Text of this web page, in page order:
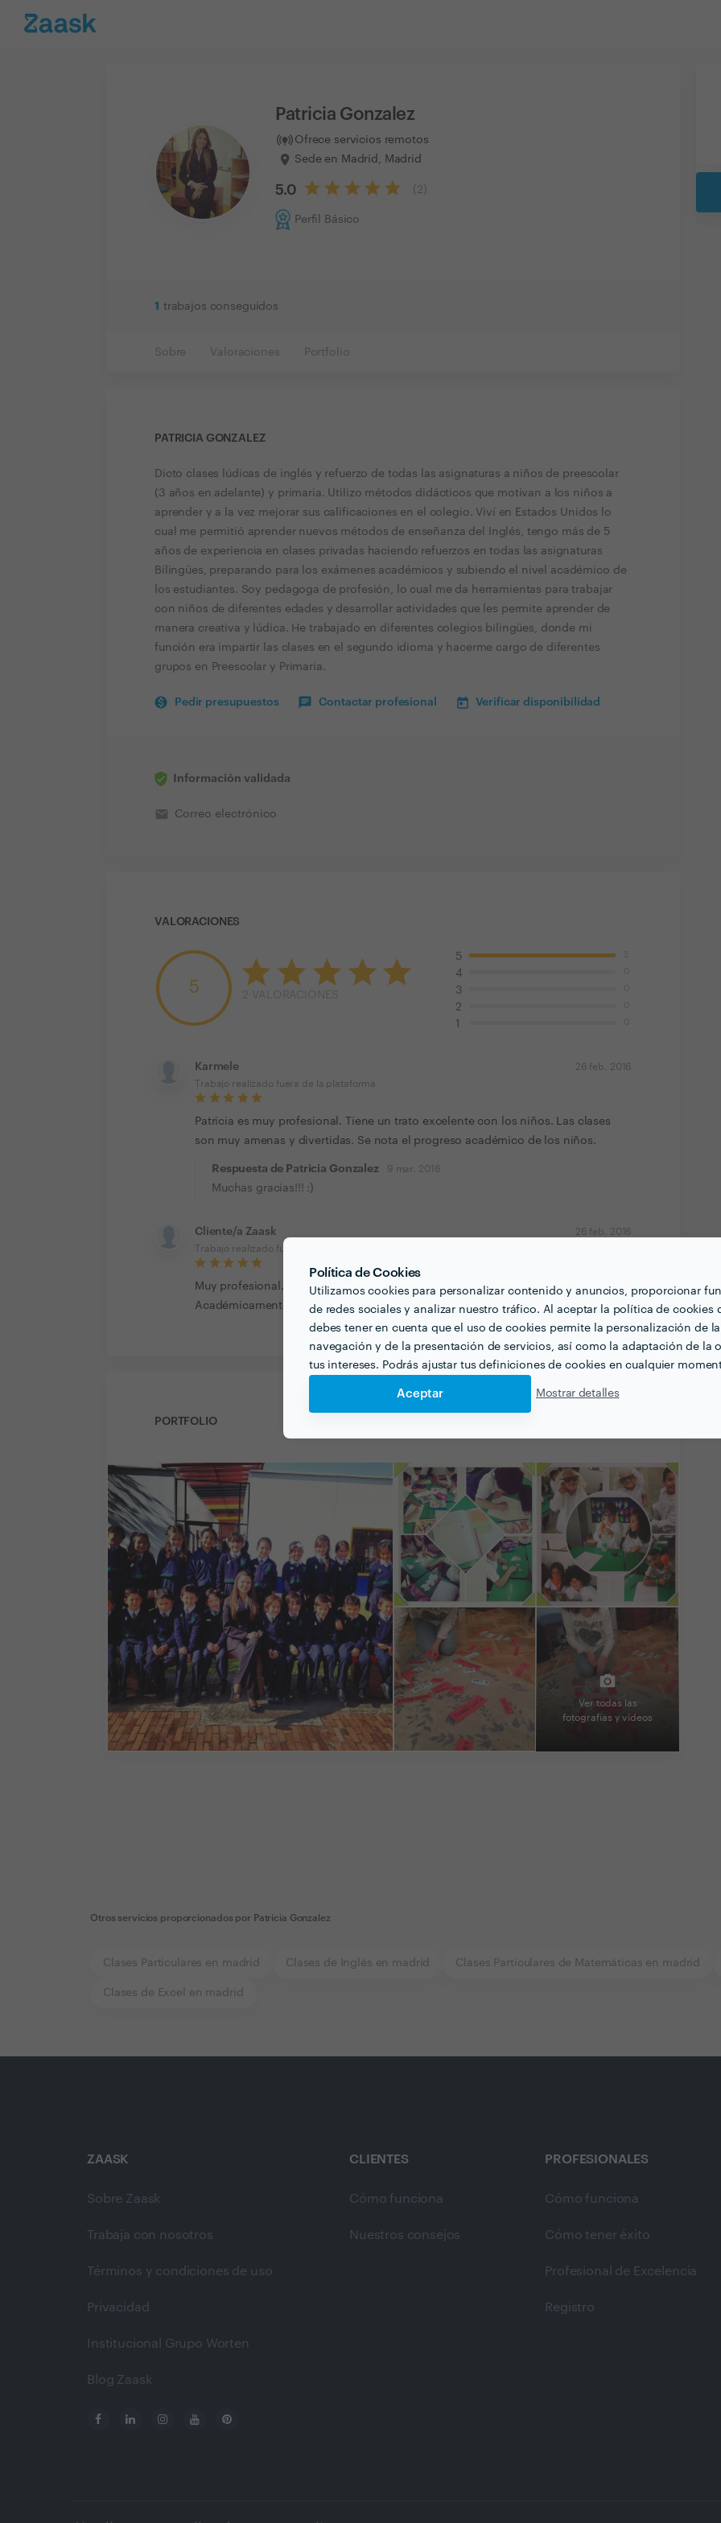
Política de Cookies
Utilizamos cookies para personalizar contenido y anuncios, proporcionar
de redes sociales y analizar nuestro tráfico. Al aceptar la política de cookies
debes tener en cuenta que el uso de cookies permite la personalización de la
navegación y de la presentación de servicios, así como la adaptación de la
tus intereses. Podrás ajustar tus definiciones de cookies en cualquier
Aceptar Mostrar detalles
Patricia Gonzalez
Ofrece servicios remotos
Sede en Madrid, Madrid
5.0 ( 2
Perfil Básico
1 trabajos conseguidos
Sobre Valoraciones Portfolio
PATRICIA GONZALEZ
Dicto clases lúdicas de inglés y refuerzo de todas las asignaturas a niños de preescolar
(3 años en adelante) y primaria. Utilizo métodos didácticos que motivan a los niños a
aprender y a la vez mejorar sus calificaciones en el colegio. Viví en Estados Unidos lo
cual me permitió aprender nuevos métodos de enseñanza del Inglés, tengo más de 5
años de experiencia en clases privadas haciendo refuerzos en todas las asignaturas
Bilingües, preparando para los exámenes académicos y subiendo el nivel académico de
los estudiantes. Soy pedagoga de profesión, lo cual me da herramientas para trabajar
con niños de diferentes edades y desarrollar actividades que les permite aprender de
manera creativa y lúdica. He trabajado en diferentes colegios bilingües, donde mi
función era impartir las clases en el segundo idioma y hacerme cargo de diferentes
grupos en Preescolar y Primaria.
Pedir presupuestos Contactar profesional Verificar disponibilidad
Información validada
email Correo electrónico
VALORACIONES
5
5
4
3
2
1
Karmele
Trabajo realizado fuera de la plataforma
26 feb. 2016
Patricia es muy profesional. Tiene un trato excelente con los niños. Las clases
son muy amenas y divertidas. Se nota el progreso académico de los niños.
Respuesta de Patricia Gonzalez 9 mar. 2016
Muchas gracias!!! :)
Cliente/a Zaask
Trabajo realizado fuera de la plataforma
26 feb. 2016
Muy profesional. Excelente trato con los niños. Clases súper amenas y divertidas.
Académicamente se nota la evolución de los niños.
PORTFOLIO
Ver todas las
fotografías y vídeos
Otros servicios proporcionados por Patricia Gonzalez
Clases Particulares en madrid Clases de Inglés en madrid Clases Particulares de Matemáticas en madrid
Clases de Excel en madrid
ZAASK
Sobre Zaask
Trabaja con nosotros
Términos y condiciones de uso
Privacidad
Institucional Grupo Worten
Blog Zaask
CLIENTES
Cómo funciona
Nuestros consejos
PROFESIONALES
Cómo funciona
Cómo tener éxito
Profesional de Excelencia
Registro